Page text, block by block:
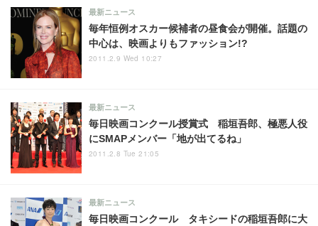
毎年恒例オスカー候補者の昼食会が開催。話題の
中心は、映画よりもファッション!?
最新ニュース
2011.2.9 Wed 10:27
毎日映画コンクール授賞式 稲垣吾郎、極悪人役
にSMAPメンバー「地が出てるね」
最新ニュース
2011.2.8 Tue 21:05
毎日映画コンクール タキシードの稲垣吾郎に大
最新ニュース